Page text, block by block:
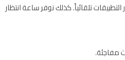
تلقائياً. كذلك نوفر ساعة انتظار
مفاجئة.